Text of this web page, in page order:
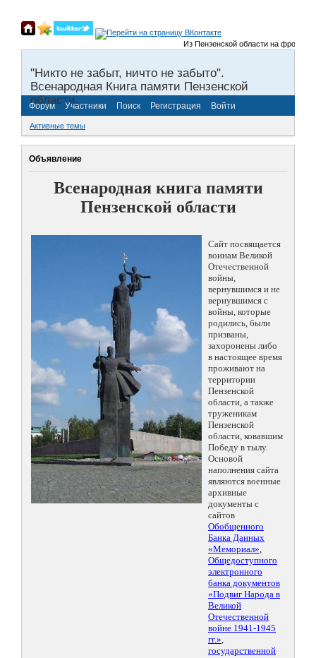
Из Пензенской области на фронты
"Никто не забыт, ничто не забыто".
Всенародная Книга памяти Пензенской
области.
Форум Участники Поиск Регистрация Войти
Активные темы
Объявление
Всенародная книга памяти
Пензенской области
Сайт посвящается
воинам Великой
Отечественной
войны,
вернувшимся и не
вернувшимся с
войны, которые
родились, были
призваны,
захоронены либо
в настоящее время
проживают на
территории
Пензенской
области, а также
труженикам
Пензенской
области, ковавшим
Победу в тылу.
Основой
наполнения сайта
являются военные
архивные
документы с
сайтов
Обобщенного
Банка Данных
«Мемориал»,
Общедоступного
электронного
банка документов
«Подвиг Народа в
Великой
Отечественной
войне 1941-1945
гг.»,
государственной